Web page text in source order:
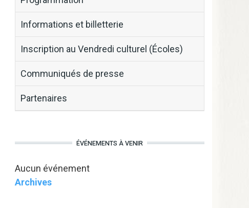
Informations et billetterie
Inscription au Vendredi culturel (Écoles)
Communiqués de presse
Partenaires
ÉVÉNEMENTS À VENIR
Aucun événement
Archives